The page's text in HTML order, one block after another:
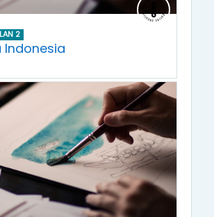
2
Indonesia